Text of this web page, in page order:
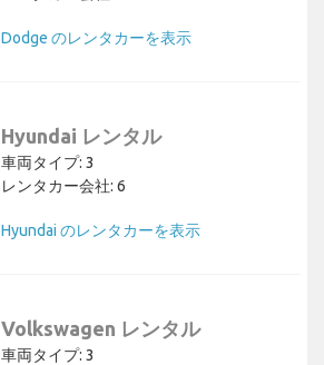
Dodge のレンタカーを表示
Hyundai レンタル
車両タイプ: 3
レンタカー会社: 6
Hyundai のレンタカーを表示
Volkswagen レンタル
車両タイプ: 3